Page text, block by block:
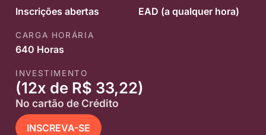
Inscrições abertas EAD (a qualquer hora)
CARGA HORÁRIA
640 Horas
INVESTIMENTO
(12x de R$ 33,22)
No cartão de Crédito
INSCREVA-SE